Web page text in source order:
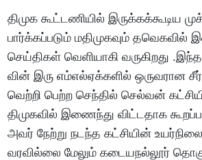
திமுக கூட்டணியில் இருக்கக்கூடிய
பார்க்கப்படும் மதிமுகவும்
செய்திகள் வெளியாகி வருகிறது
வின் இரு எம்எல்ஏக்களில் ஒருவரான
வெற்றி பெற்ற செந்தில் செல்வன்
திமுகவில் இணைந்து விட்டதாக
அவர் நேற்று நடந்த கட்சியின் உயர்நிலை
வரவில்லை மேலும் கடையநல்லூர்